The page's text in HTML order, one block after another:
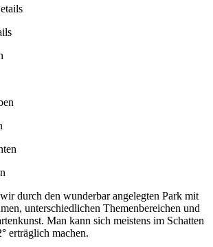
durch den wunderbar angelegten Park mit
unterschiedlichen Themenbereichen und
Man kann sich meistens im Schatten
erträglich machen.